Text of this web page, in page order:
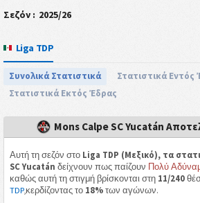
Σεζόν : 2025/26
Liga TDP
Συνολικά Στατιστικά
Στατιστικά Εντός
Στατιστικά Εκτός Έδρας
Mons Calpe SC Yucatán
Αυτή τη σεζόν στο Liga TDP (Μεξικό), τα
SC Yucatán δείχνουν πως παίζουν Πολύ
καθώς αυτή τη στιγμή βρίσκονται στη 11/240
TDP,κερδίζοντας το 18%των αγώνων.